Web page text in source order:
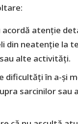
acordă atenție
din neatenție la
alte activități.
dificultăți în a-și
sarcinilor sau